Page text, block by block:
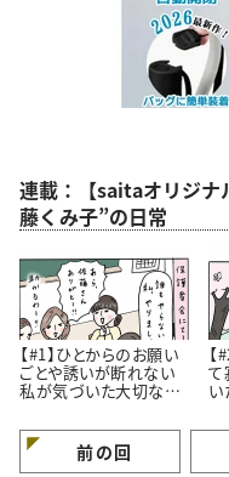
連載：【saitaオリジナ
藤くみ子”の日常
【#1】ひとからのお願い
ごとや誘いが断れない
私が気づいた大切なこ
【
て
い
前の回